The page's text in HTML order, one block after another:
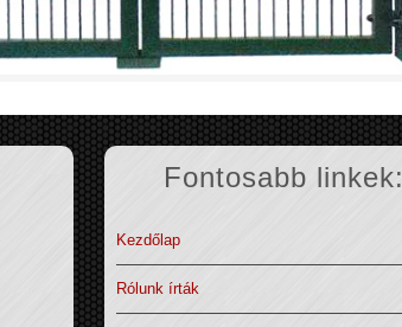
Fontosabb linkek:
Kezdőlap
Rólunk írták